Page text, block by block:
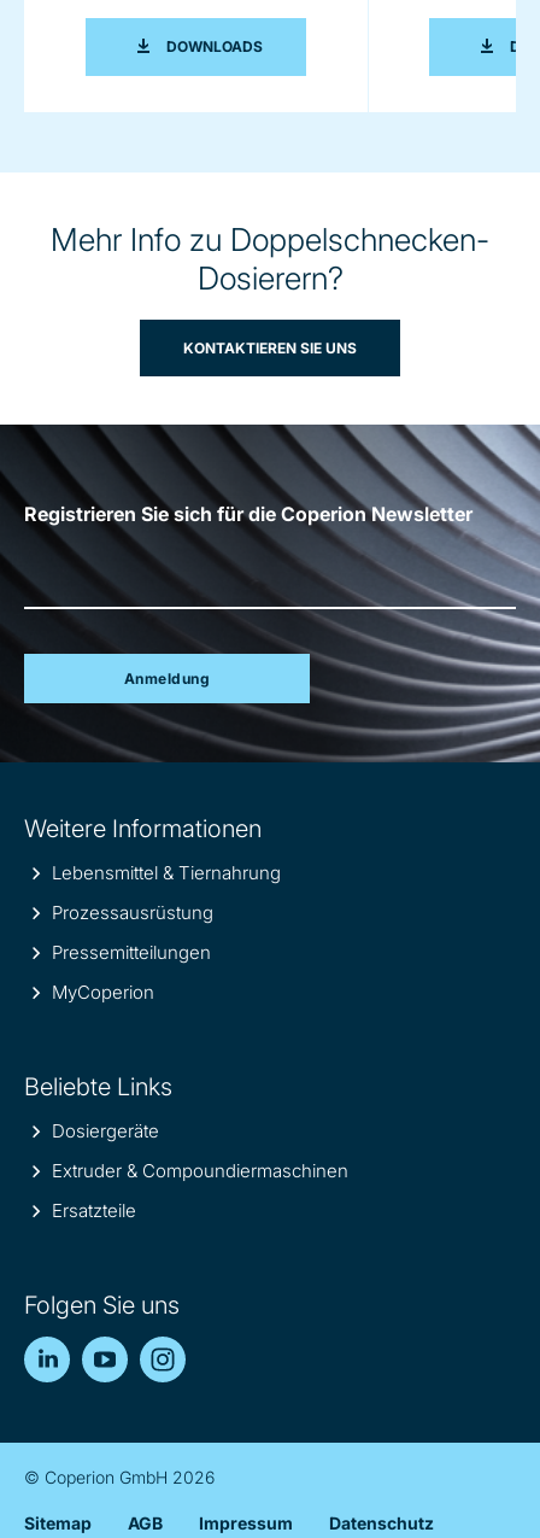
DOWNLOADSCOPERION K-TRON
Mehr Info zu Doppelschnecken-
Dosierern?
KONTAKTIEREN SIE UNS
Registrieren Sie sich für die Coperion Newsletter
Anmeldung
information
Weitere Informationen
Lebensmittel & Tiernahrung
Prozessausrüstung
Pressemitteilungen
MyCoperion
Beliebte Links
Dosiergeräte
Extruder & Compoundiermaschinen
Ersatzteile
Folgen Sie uns
LinkedInYouTube
© Coperion GmbH 2026
Sitemap AGB Impressum Datenschutz